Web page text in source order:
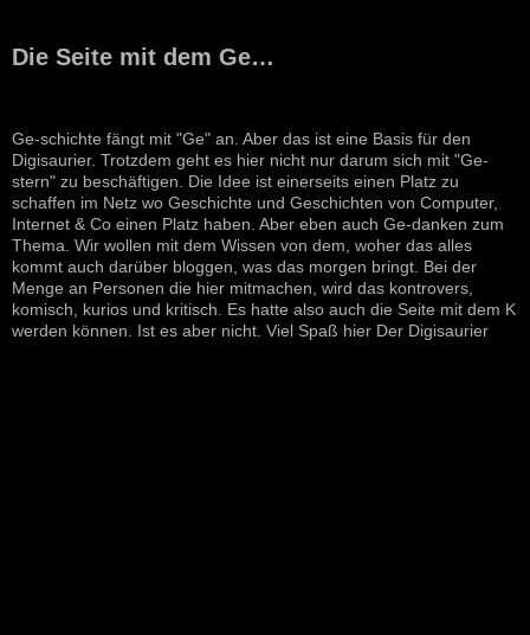
Die Seite mit dem Ge…
Ge-schichte fängt mit "Ge" an. Aber das ist eine Basis für den
Digisaurier. Trotzdem geht es hier nicht nur darum sich mit "Ge-
stern" zu beschäftigen. Die Idee ist einerseits einen Platz zu
schaffen im Netz wo Geschichte und Geschichten von Computer,
Internet & Co einen Platz haben. Aber eben auch Ge-danken zum
Thema. Wir wollen mit dem Wissen von dem, woher das alles
kommt auch darüber bloggen, was das morgen bringt. Bei der
Menge an Personen die hier mitmachen, wird das kontrovers,
komisch, kurios und kritisch. Es hatte also auch die Seite mit dem K
werden können. Ist es aber nicht. Viel Spaß hier Der Digisaurier